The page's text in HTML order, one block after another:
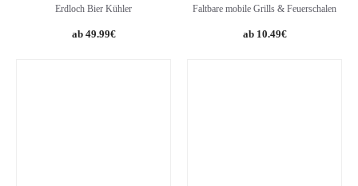
Erdloch Bier Kühler
49.99€
Faltbare mobile Grills & Feuerschalen
Original
10.49€Current